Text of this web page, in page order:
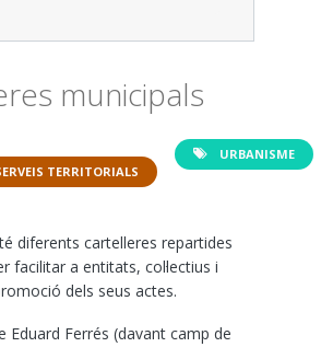
municipals
TERRITORIALS
URBANISME
diferents cartelleres repartides
facilitar a entitats, col·lectius i
dels seus actes.
Eduard Ferrés (davant camp de